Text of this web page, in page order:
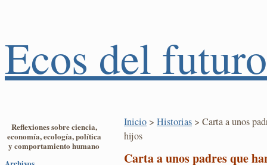
Ecos del futuro
Reflexiones sobre ciencia,
economía, ecología, política
y comportamiento humano
Inicio > Historias > Carta a unos
hijos
Carta a unos padres que